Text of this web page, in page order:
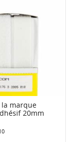
la marque
20mm